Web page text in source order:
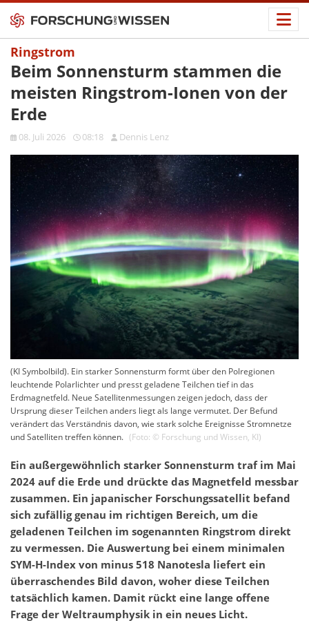
Ringstrom
Beim Sonnensturm stammen die
meisten Ringstrom-Ionen von der
Erde
08. Juli 2026 08:18 Dennis Lenz
(KI Symbolbild). Ein starker Sonnensturm formt über den Polregionen
leuchtende Polarlichter und presst geladene Teilchen tief in das
Erdmagnetfeld. Neue Satellitenmessungen zeigen jedoch, dass der
Ursprung dieser Teilchen anders liegt als lange vermutet. Der Befund
verändert das Verständnis davon, wie stark solche Ereignisse Stromnetze
und Satelliten treffen können. (Foto: © Forschung und Wissen, KI)
Ein außergewöhnlich starker Sonnensturm traf im Mai
2024 auf die Erde und drückte das Magnetfeld messbar
zusammen. Ein japanischer Forschungssatellit befand
sich zufällig genau im richtigen Bereich, um die
geladenen Teilchen im sogenannten Ringstrom direkt
zu vermessen. Die Auswertung bei einem minimalen
SYM-H-Index von minus 518 Nanotesla liefert ein
überraschendes Bild davon, woher diese Teilchen
tatsächlich kamen. Damit rückt eine lange offene
Frage der Weltraumphysik in ein neues Licht.